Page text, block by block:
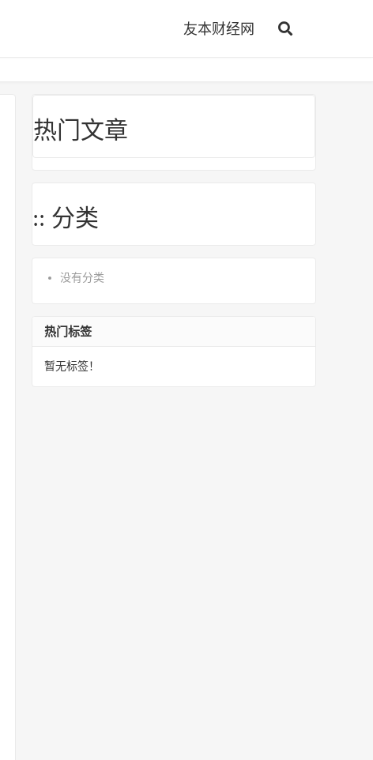
友本财经网
热门文章
:: 分类
没有分类
热门标签
暂无标签！